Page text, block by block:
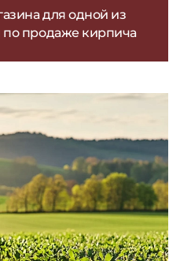
для одной из
продаже кирпича